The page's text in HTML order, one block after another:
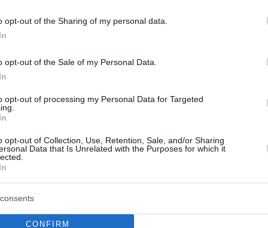
opt-out of the Sharing of my personal data.
opt-out of the Sale of my Personal Data.
opt-out of processing my Personal Data for Targeted
opt-out of Collection, Use, Retention, Sale, and/or Sharing
Data that Is Unrelated with the Purposes for which it
CONFIRM
στα παιδικά της χρόνια, την εμφάνισή
γίνεται όμορφο
όταν εκδόθηκε το αιρετικό βιβλίο του Μπορίς Βιαν
να καθαρίσουμε του κακομούτσουνους» και η
κάθε άλλο παρά θερμή υπήρξε.